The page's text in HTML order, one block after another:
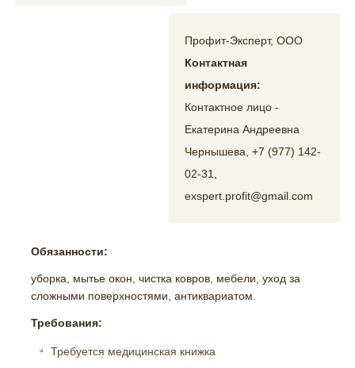
Профит-Эксперт, ООО
Контактная
информация:
Контактное лицо -
Екатерина Андреевна
Чернышева, +7 (977) 142-
02-31,
exspert.profit@gmail.com
Обязанности:
уборка, мытье окон, чистка ковров, мебели, уход за
сложными поверхностями, антиквариатом.
Требования:
Требуется медицинская книжка